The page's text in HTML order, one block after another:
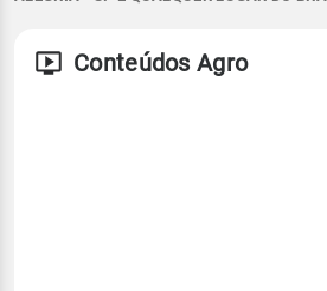
Conteúdos Agro